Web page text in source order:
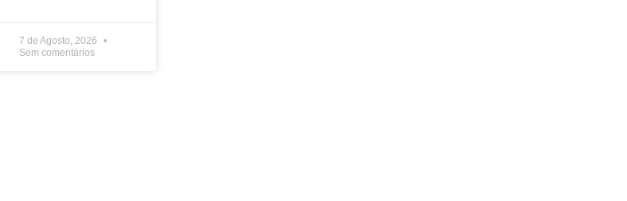
7 de Agosto, 2026
Sem comentários